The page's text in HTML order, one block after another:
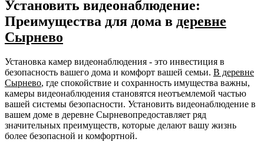
Установить видеонаблюдение:
Преимущества для дома в деревне
Сырнево
Установка камер видеонаблюдения - это инвестиция в
безопасность вашего дома и комфорт вашей семьи. В деревне
Сырнево, где спокойствие и сохранность имущества важны,
камеры видеонаблюдения становятся неотъемлемой частью
вашей системы безопасности. Установить видеонаблюдение в
вашем доме в деревне Сырневопредоставляет ряд
значительных преимуществ, которые делают вашу жизнь
более безопасной и комфортной.